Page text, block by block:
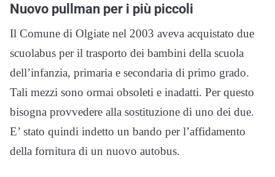
Nuovo pullman per i più piccoli
Il Comune di Olgiate nel 2003 aveva acquistato due
scuolabus per il trasporto dei bambini della scuola
dell’infanzia, primaria e secondaria di primo grado.
Tali mezzi sono ormai obsoleti e inadatti. Per questo
bisogna provvedere alla sostituzione di uno dei due.
E’ stato quindi indetto un bando per l’affidamento
della fornitura di un nuovo autobus.